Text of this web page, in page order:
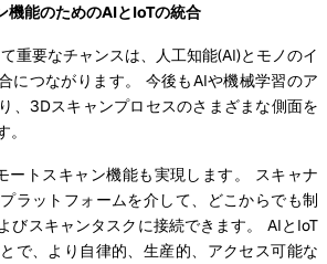
機能のためのAIとIoTの統合
重要なチャンスは、人工知能(AI)とモノのイ
につながります。 今後もAIや機械学習のア
、3Dスキャンプロセスのさまざまな側面を
ートスキャン機能も実現します。 スキャナ
ラットフォームを介して、どこからでも制
びスキャンタスクに接続できます。 AIとIoT
で、より自律的、生産的、アクセス可能な